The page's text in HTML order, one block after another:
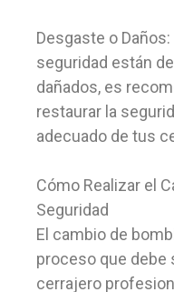
Desgaste o
seguridad están
dañados, es
restaurar la
adecuado de tus
Cómo Realizar el
Seguridad
El cambio de
proceso que debe
cerrajero